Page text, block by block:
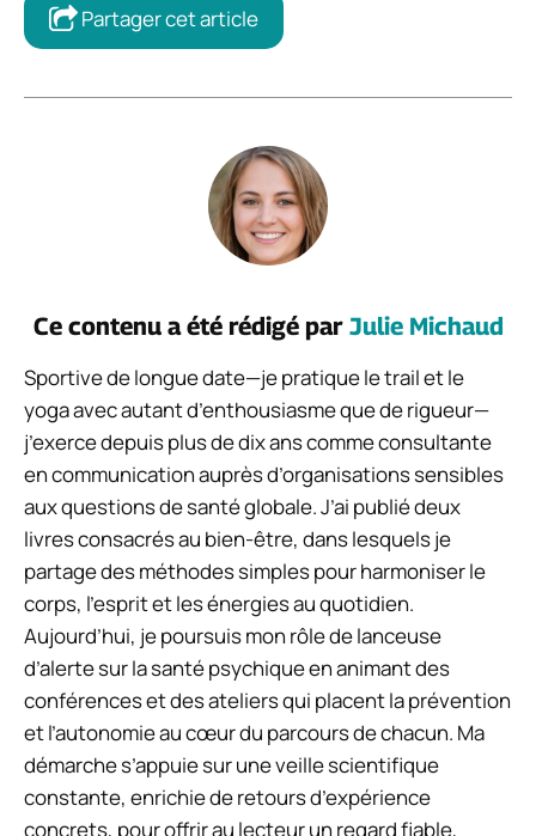
Partager cet article
Ce contenu a été rédigé par Julie Michaud
Sportive de longue date—je pratique le trail et le
yoga avec autant d’enthousiasme que de rigueur—
j’exerce depuis plus de dix ans comme consultante
en communication auprès d’organisations sensibles
aux questions de santé globale. J’ai publié deux
livres consacrés au bien-être, dans lesquels je
partage des méthodes simples pour harmoniser le
corps, l’esprit et les énergies au quotidien.
Aujourd’hui, je poursuis mon rôle de lanceuse
d’alerte sur la santé psychique en animant des
conférences et des ateliers qui placent la prévention
et l’autonomie au cœur du parcours de chacun. Ma
démarche s’appuie sur une veille scientifique
constante, enrichie de retours d’expérience
concrets, pour offrir au lecteur un regard fiable,